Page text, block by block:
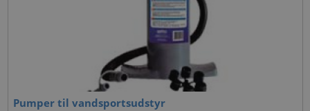
Pumper til vandsportsudstyr